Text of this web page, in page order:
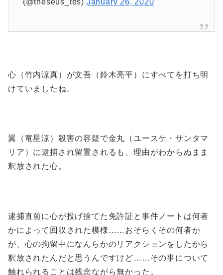
(@theseus_tbs) January 26, 2020
心（竹内涼真）が文吾（鈴木亮平）にすべてを打ち明
けていましたね。
翼（竜星涼）殺害の容疑で金丸（ユースケ・サンタマ
リア）に逮捕され留置されるも、理由がわからぬまま
釈放された心。
逮捕直前に心が投げ捨てた免許証と事件ノートは何者
かによって回収された模様……おそらくその何者か
が、心の拘留中になんらかのリアクションをしたから
釈放されたんだと思うんですけど……その事について
触れられることは残念ながら無かった。